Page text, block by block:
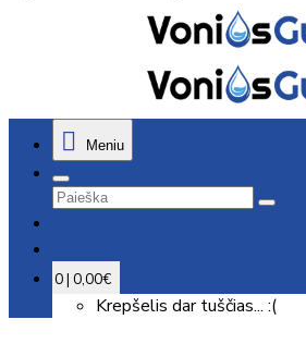
Meniu
0 | 0,00€
Krepšelis dar tuščias... :(